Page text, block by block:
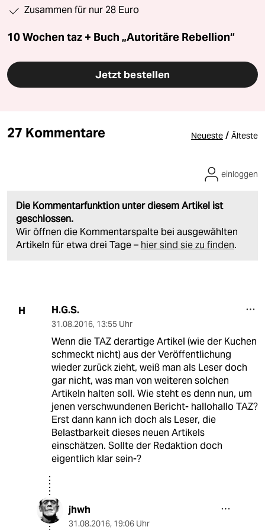
Zusammen für nur 28 Euro
10 Wochen taz + Buch „Autoritäre Rebellion“
Jetzt bestellen
27 Kommentare Neueste / Älteste
Die Kommentarfunktion unter diesem Artikel ist
geschlossen.
Wir öffnen die Kommentarspalte bei ausgewählten
Artikeln für etwa drei Tage – hier sind sie zu finden.
einloggen
H H.G.S.
31.08.2016, 13:55 Uhr
Wenn die TAZ derartige Artikel (wie der Kuchen
schmeckt nicht) aus der Veröffentlichung
wieder zurück zieht, weiß man als Leser doch
gar nicht, was man von weiteren solchen
Artikeln halten soll. Wie steht es denn nun, um
jenen verschwundenen Bericht- hallohallo TAZ?
Erst dann kann ich doch als Leser, die
Belastbarkeit dieses neuen Artikels
einschätzen. Sollte der Redaktion doch
eigentlich klar sein-?
jhwh
31.08.2016, 19:06 Uhr